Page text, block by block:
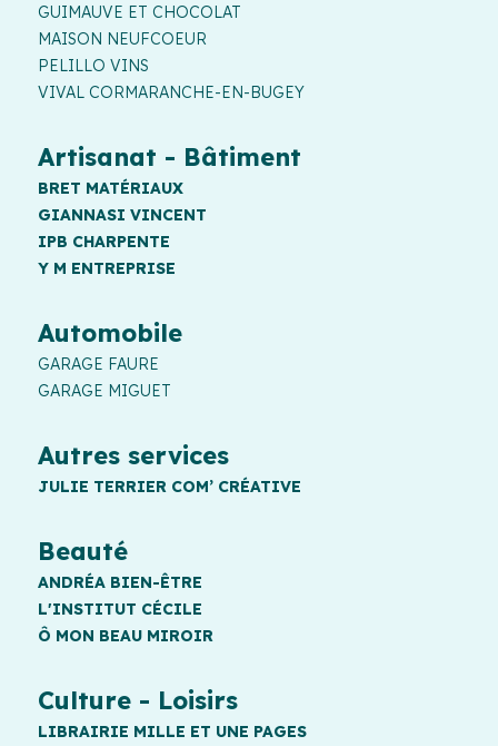
GUIMAUVE ET CHOCOLAT
MAISON NEUFCOEUR
PELILLO VINS
VIVAL CORMARANCHE-EN-BUGEY
Artisanat - Bâtiment
BRET MATÉRIAUX
GIANNASI VINCENT
IPB CHARPENTE
Y M ENTREPRISE
Automobile
GARAGE FAURE
GARAGE MIGUET
Autres services
JULIE TERRIER COM’ CRÉATIVE
Beauté
ANDRÉA BIEN-ÊTRE
L'INSTITUT CÉCILE
Ô MON BEAU MIROIR
Culture - Loisirs
LIBRAIRIE MILLE ET UNE PAGES